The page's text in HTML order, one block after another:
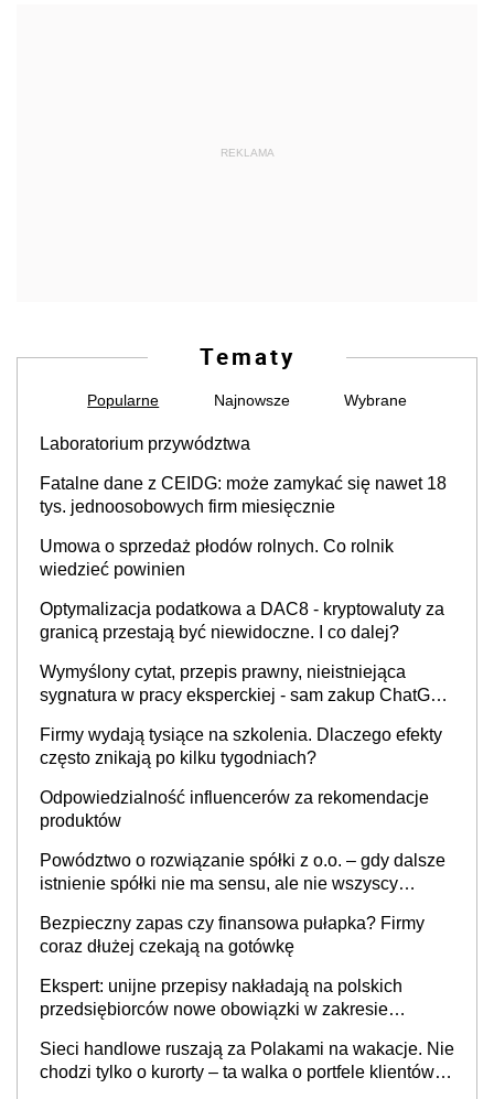
REKLAMA
Tematy
Popularne Najnowsze Wybrane
Laboratorium przywództwa
Fatalne dane z CEIDG: może zamykać się nawet 18
tys. jednoosobowych firm miesięcznie
Umowa o sprzedaż płodów rolnych. Co rolnik
wiedzieć powinien
Optymalizacja podatkowa a DAC8 - kryptowaluty za
granicą przestają być niewidoczne. I co dalej?
Wymyślony cytat, przepis prawny, nieistniejąca
sygnatura w pracy eksperckiej - sam zakup ChatGPT
Firmy wydają tysiące na szkolenia. Dlaczego efekty
często znikają po kilku tygodniach?
Odpowiedzialność influencerów za rekomendacje
produktów
Powództwo o rozwiązanie spółki z o.o. – gdy dalsze
istnienie spółki nie ma sensu, ale nie wszyscy
Bezpieczny zapas czy finansowa pułapka? Firmy
coraz dłużej czekają na gotówkę
Ekspert: unijne przepisy nakładają na polskich
przedsiębiorców nowe obowiązki w zakresie
Sieci handlowe ruszają za Polakami na wakacje. Nie
chodzi tylko o kurorty – ta walka o portfele klientów